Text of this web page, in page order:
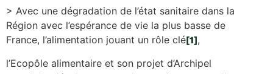
> Avec une dégradation de l’état sanitaire dans la
Région avec l’espérance de vie la plus basse de
France, l’alimentation jouant un rôle clé[1],
l’Ecopôle alimentaire et son projet d’Archipel